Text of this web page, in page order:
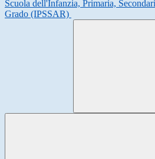
Scuola dell'Infanzia, Primaria,
Grado (IPSSAR)